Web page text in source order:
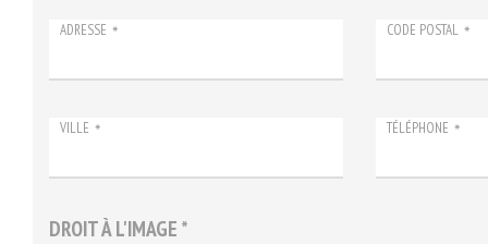
ADRESSE * CODE POSTAL *
VILLE * TÉLÉPHONE *
DROIT À L'IMAGE *